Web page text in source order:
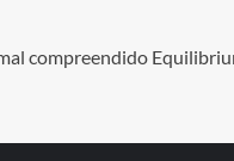
compreendido